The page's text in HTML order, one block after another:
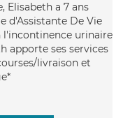
Elisabeth a 7 ans
d'Assistante De Vie
l'incontinence urinaire
apporte ses services
livraison et